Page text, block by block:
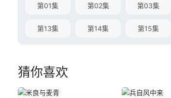
第01集 第02集 第03集
第13集 第14集 第15集
猜你喜欢